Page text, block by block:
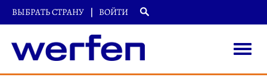
ВЫБРАТЬ СТРАНУ ВОЙТИ
Toggle